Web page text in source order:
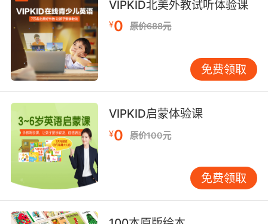
了画面感。对于易拼错的单词，可编趣味口诀。
比如“because”，孩子常漏掉中间的“a”。可以教
他们：“大熊(big)吃(eat)胡萝卜(carrot)用(use)
因为(because)。”把单词拆成be-ca-use并赋予
形象，拼写就不易错了。 句型结构类口诀 高年级
开始接触更复杂的句型。一般疑问句的变化规则
可用口诀：“变疑问，往前提，句末问号莫丢弃；
变否定，更容易，be后not莫忘记。”特殊疑问句
的语序是另一难点。“疑问词打头阵，一般疑问跟
后面，主语谓语不能少，句末问号要记牢。”这个
口诀清晰地拆解了其结构。 如何在家与孩子一起
使用口诀？ 最佳的口诀往往源自孩子的学习过
程。我建议家长可以这样做：当孩子某个知识点
反复出错时，与其一起“发明”专属口诀。例如有
VIPKID北美外教试听体验课
¥0 原价688元
免费领取
VIPKID启蒙体验课
¥0 原价100元
免费领取